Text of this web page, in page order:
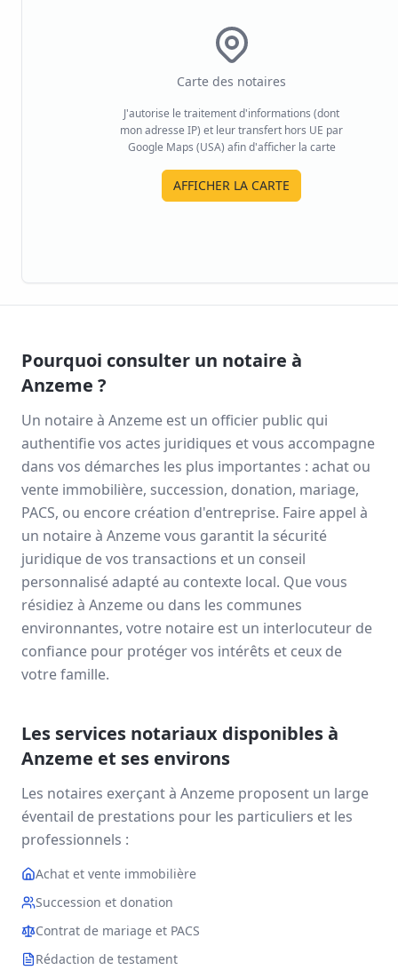
Carte des notaires
J'autorise le traitement d'informations (dont
mon adresse IP) et leur transfert hors UE par
Google Maps (USA) afin d'afficher la carte
AFFICHER LA CARTE
Pourquoi consulter un notaire à
Anzeme ?
Un notaire à Anzeme est un officier public qui
authentifie vos actes juridiques et vous accompagne
dans vos démarches les plus importantes : achat ou
vente immobilière, succession, donation, mariage,
PACS, ou encore création d'entreprise. Faire appel à
un notaire à Anzemevous garantit la sécurité
juridique de vos transactions et un conseil
personnalisé adapté au contexte local. Que vous
résidiez à Anzeme ou dans les communes
environnantes, votre notaire est un interlocuteur de
confiance pour protéger vos intérêts et ceux de
votre famille.
Les services notariaux disponibles à
Anzeme et ses environs
Les notaires exerçant à Anzeme proposent un large
éventail de prestations pour les particuliers et les
professionnels :
Achat et vente immobilière
Succession et donation
Contrat de mariage et PACS
Rédaction de testament